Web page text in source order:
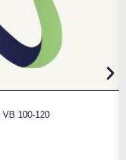
VB 100-120